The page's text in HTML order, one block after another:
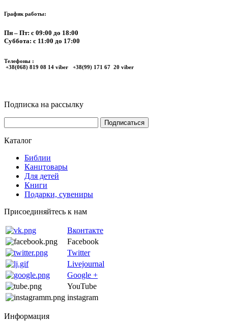
График работы:
Пн – Пт: с 09:00 до 18:00
Суббота: с 11:00 до 17:00
Телефоны :
+38(068) 819 08 14 viber +38(99) 171 67 20 viber
Подписка на рассылку
Каталог
Библии
Канцтовары
Для детей
Книги
Подарки, сувениры
Присоединяйтесь к нам
Вконтакте
Facebook
Twitter
Livejournal
Google +
YouTube
instagram
Информация